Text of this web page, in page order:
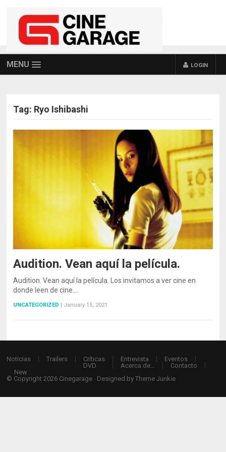
MENU LOGIN
Tag: Ryo Ishibashi
Audition. Vean aquí la película.
Audition. Vean aquí la película. Los invitamos a ver cine en
donde leen de cine.…
UNCATEGORIZED January 15, 2021
Noticias Trailers
Críticas
DVD
Entrevista
Eventos
Acerca de…
Contacto
New
© Copyright 2026 Cinegarage · Designed byTheme Junkie